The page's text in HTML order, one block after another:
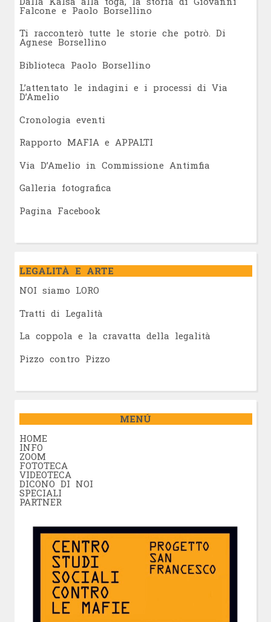
Falcone e Paolo Borsellino
Ti racconterò tutte le storie che potrò. Di
Agnese Borsellino
Biblioteca Paolo Borsellino
L’attentato le indagini e i processi di Via
D’Amelio
Cronologia eventi
Rapporto MAFIA e APPALTI
Via D’Amelio in Commissione Antimfia
Galleria fotografica
Pagina Facebook
LEGALITÀ E ARTE
NOI siamo LORO
Tratti di Legalità
La coppola e la cravatta della legalità
Pizzo contro Pizzo
MENÚ
HOME
INFO
ZOOM
FOTOTECA
VIDEOTECA
DICONO DI NOI
SPECIALI
PARTNER